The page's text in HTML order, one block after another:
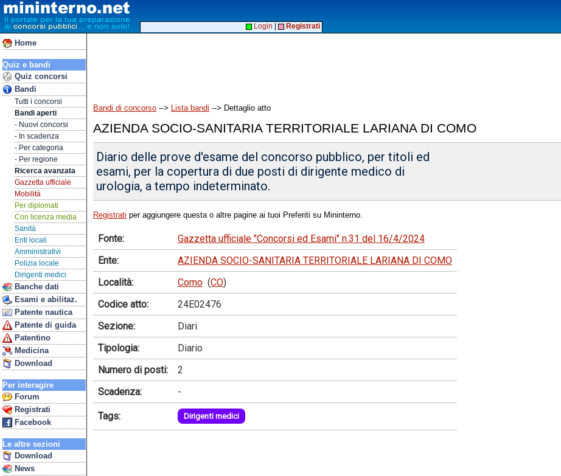
Home
Quiz e bandi
Quiz concorsi
Bandi
Tutti i concorsi
Bandi aperti
- Nuovi concorsi
- In scadenza
- Per categoria
- Per regione
Ricerca avanzata
Gazzetta ufficiale
Mobilità
Per diplomati
Con licenza media
Sanità
Enti locali
Amministrativi
Polizia locale
Dirigenti medici
Banche dati
Esami e abilitaz.
Patente nautica
Patente di guida
Patentino
Medicina
Download
Per interagire
Forum
Registrati
Facebook
Le altre sezioni
Download
News
Login Registrati
Bandi di concorso --> Lista bandi --> Dettaglio atto
AZIENDA SOCIO-SANITARIA TERRITORIALE LARIANA DI COMO
Diario delle prove d'esame del concorso pubblico, per titoli ed
esami, per la copertura di due posti di dirigente medico di
urologia, a tempo indeterminato.
Registrati per aggiungere questa o altre pagine ai tuoi Preferiti su Mininterno.
Fonte:
Gazzetta ufficiale "Concorsi ed Esami" n.31 del 16/4/2024
Ente:
AZIENDA SOCIO-SANITARIA TERRITORIALE LARIANA DI COMO
Località:
Como (CO)
Codice atto:
24E02476
Sezione:
Diari
Tipologia:
Diario
Numero di posti:
2
Scadenza:
-
Tags: Dirigenti medici